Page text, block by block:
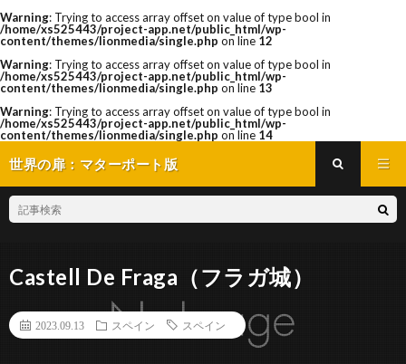
Warning: Trying to access array offset on value of type bool in
/home/xs525443/project-app.net/public_html/wp-
content/themes/lionmedia/single.php on line 12
Warning: Trying to access array offset on value of type bool in
/home/xs525443/project-app.net/public_html/wp-
content/themes/lionmedia/single.php on line 13
Warning: Trying to access array offset on value of type bool in
/home/xs525443/project-app.net/public_html/wp-
content/themes/lionmedia/single.php on line 14
世界の扉：マターポート版
Castell De Fraga（フラガ城）
2023.09.13 スペイン スペイン